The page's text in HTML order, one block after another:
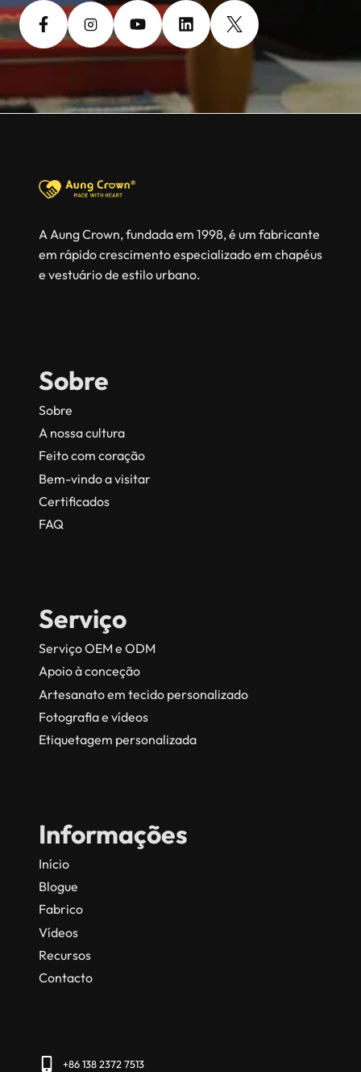
A Aung Crown, fundada em 1998, é um fabricante
em rápido crescimento especializado em chapéus
e vestuário de estilo urbano.
Sobre
Sobre
A nossa cultura
Feito com coração
Bem-vindo a visitar
Certificados
FAQ
Serviço
Serviço OEM e ODM
Apoio à conceção
Artesanato em tecido personalizado
Fotografia e vídeos
Etiquetagem personalizada
Informações
Início
Blogue
Fabrico
Vídeos
Recursos
Contacto
+86 138 2372 7513